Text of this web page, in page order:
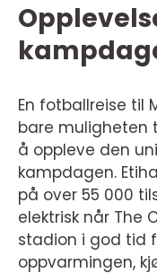
En fotballreise til
bare muligheten
å oppleve den
kampdagen.
på over 55 000
elektrisk når The
stadion i god tid
oppvarmingen,